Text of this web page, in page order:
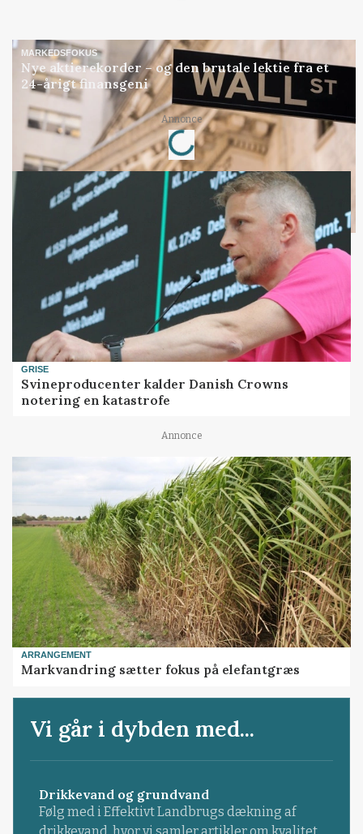
MARKEDSFOKUS
Nye aktierekorder – og den brutale lektie fra et
24-årigt finansgeni
Annonce
Loading...
GRISE
Svineproducenter kalder Danish Crowns
notering en katastrofe
Annonce
ARRANGEMENT
Markvandring sætter fokus på elefantgræs
Vi går i dybden med...
Drikkevand og grundvand
Følg med i Effektivt Landbrugs dækning af